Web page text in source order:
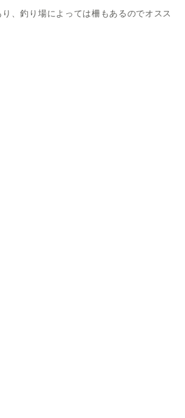
、釣り場によっては柵もあるのでオスス